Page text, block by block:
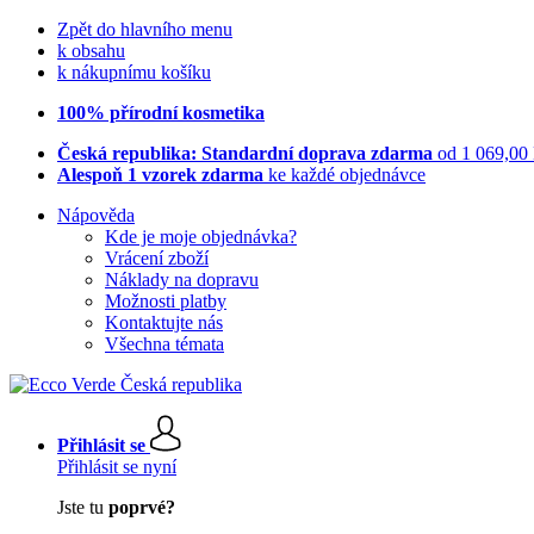
Zpět do hlavního menu
k obsahu
k nákupnímu košíku
100% přírodní kosmetika
Česká republika: Standardní doprava zdarma od 1 069,00
Alespoň 1 vzorek zdarma ke každé objednávce
Nápověda
Kde je moje objednávka?
Vrácení zboží
Náklady na dopravu
Možnosti platby
Kontaktujte nás
Všechna témata
Přihlásit se
Přihlásit se nyní
Jste tu poprvé?